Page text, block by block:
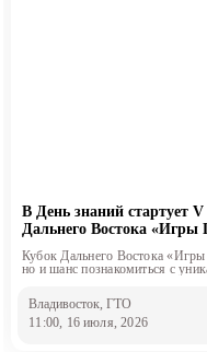
В День знаний стартует
Дальнего Востока «Игры
Кубок Дальнего Востока
но и шанс познакомиться с
Владивосток , ГТО
11:00, 16 июля, 2026